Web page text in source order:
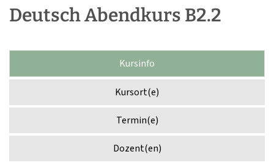
Deutsch Abendkurs B2.2
Kursinfo
Kursort(e)
Termin(e)
Dozent(en)